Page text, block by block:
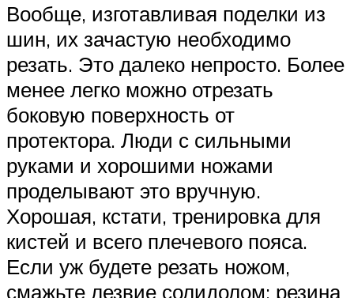
Вообще, изготавливая поделки из
шин, их зачастую необходимо
резать. Это далеко непросто. Более
менее легко можно отрезать
боковую поверхность от
протектора. Люди с сильными
руками и хорошими ножами
проделывают это вручную.
Хорошая, кстати, тренировка для
кистей и всего плечевого пояса.
Если уж будете резать ножом,
смажьте лезвие солидолом: резина